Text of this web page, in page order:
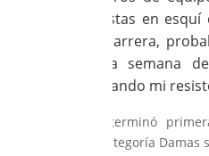
especialistas en
de esta carrera,
para una semana
desarrollando mi
*Loubna terminó
tercera (categoría Damas